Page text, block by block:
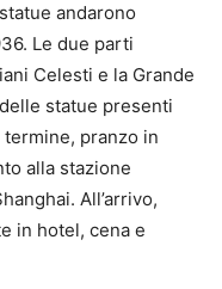
andarono
Le due parti
Celesti e la Grande
statue presenti
pranzo in
alla stazione
All’arrivo,
in hotel, cena e